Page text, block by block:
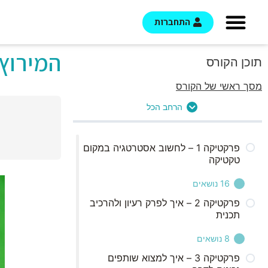
התחברות
תוכן הקורס
מסך ראשי של הקורס
הרחב הכל
פרקטיקה 1 – לחשוב אסטרטגיה במקום
טקטיקה
16 נושאים
הקדמה – מה זה שאלון המפה?
1 – מה מבליט את העסק שלך ביחס
לאחרים?
פרקטיקה 2 – איך לפרק רעיון ולהרכיב
תכנית
8 נושאים
פרקטיקה 3 – איך למצוא שותפים